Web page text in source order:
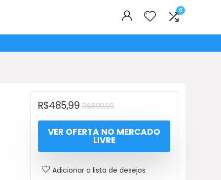
0
R$899,99O
preço
original
era:
R$485,99
O
preço
atual
é:
VER OFERTA NO MERCADO
LIVRE
Adicionar a lista de desejos